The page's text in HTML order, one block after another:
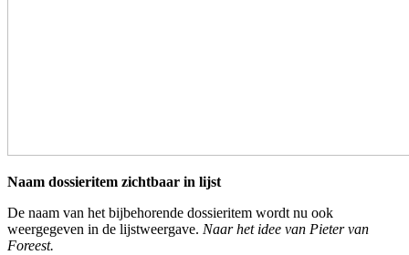
Naam dossieritem zichtbaar in lijst
De naam van het bijbehorende dossieritem wordt nu ook
weergegeven in de lijstweergave. Naar het idee van Pieter van
Foreest.